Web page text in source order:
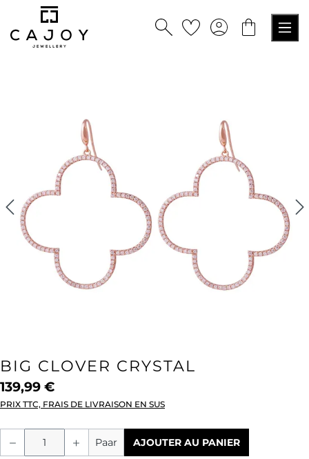
principal
BIG CLOVER CRYSTAL
139,99 €
PRIX TTC, FRAIS DE LIVRAISON EN SUS
Quantité de produit : Entrez la
Paar AJOUTER AU PANIER